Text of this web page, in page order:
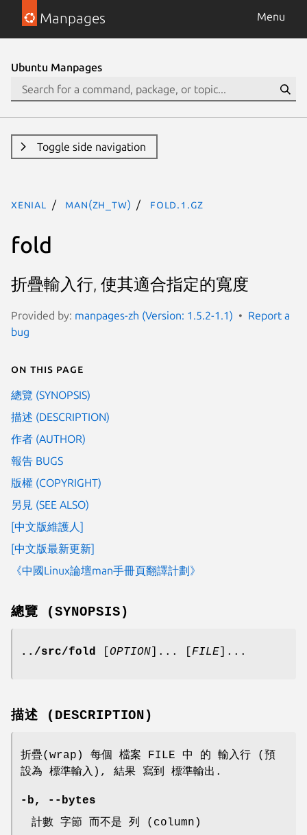
Manpages Menu
Ubuntu Manpages
Toggle side navigation
xenial man(zh_TW) fold.1.gz
fold
折疊輸入行, 使其適合指定的寬度
Provided by: manpages-zh (Version: 1.5.2-1.1)
Report a
bug
On this page
總覽 (SYNOPSIS)
描述 (DESCRIPTION)
作者 (AUTHOR)
報告 BUGS
版權 (COPYRIGHT)
另見 (SEE ALSO)
[中文版維護人]
[中文版最新更新]
《中國Linux論壇man手冊頁翻譯計劃》
總覽 (SYNOPSIS)
../src/fold OPTION ]... [ FILE ]...
描述 (DESCRIPTION)
折疊(wrap) 每個 檔案 FILE 中 的 輸入行 (預
設為 標準輸入), 結果 寫到 標準輸出.
-b ,
--bytes
計數 字節 而不是 列 (column)